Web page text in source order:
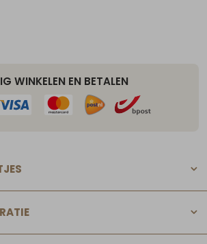
WINKELEN EN BETALEN